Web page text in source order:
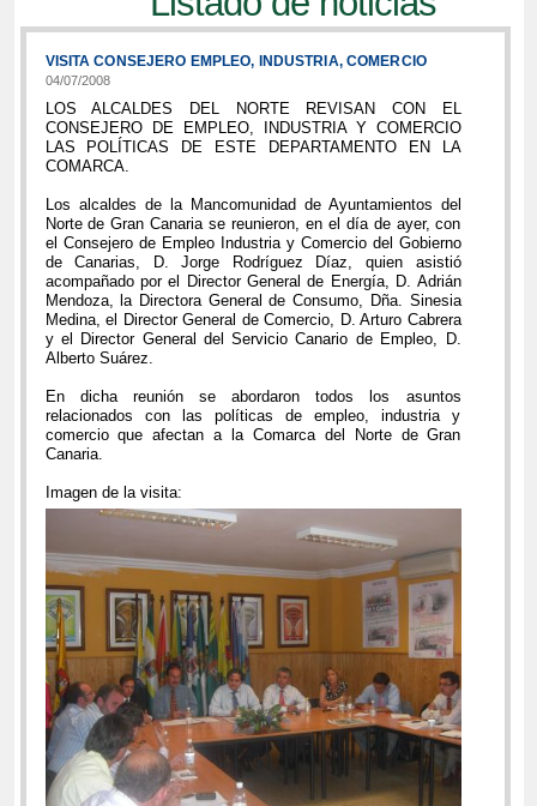
VISITA CONSEJERO EMPLEO, INDUSTRIA, COMERCIO
04/07/2008
LOS ALCALDES DEL NORTE REVISAN CON EL
CONSEJERO DE EMPLEO, INDUSTRIA Y COMERCIO
LAS POLÍTICAS DE ESTE DEPARTAMENTO EN LA
COMARCA.
Los alcaldes de la Mancomunidad de Ayuntamientos del
Norte de Gran Canaria se reunieron, en el día de ayer, con
el Consejero de Empleo Industria y Comercio del Gobierno
de Canarias, D. Jorge Rodríguez Díaz, quien asistió
acompañado por el Director General de Energía, D. Adrián
Mendoza, la Directora General de Consumo, Dña. Sinesia
Medina, el Director General de Comercio, D. Arturo Cabrera
y el Director General del Servicio Canario de Empleo, D.
Alberto Suárez.
En dicha reunión se abordaron todos los asuntos
relacionados con las políticas de empleo, industria y
comercio que afectan a la Comarca del Norte de Gran
Canaria.
Imagen de la visita: